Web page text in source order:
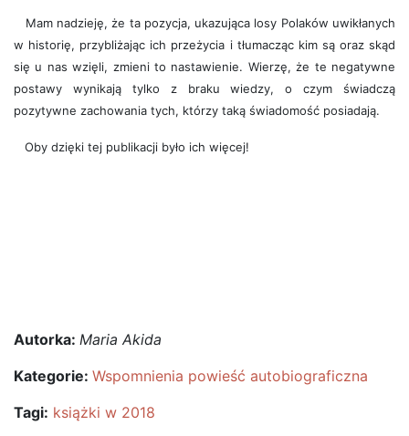
Mam nadzieję, że ta pozycja, ukazująca losy Polaków uwikłanych
w historię, przybliżając ich przeżycia i tłumacząc kim są oraz skąd
się u nas wzięli, zmieni to nastawienie. Wierzę, że te negatywne
postawy wynikają tylko z braku wiedzy, o czym świadczą
pozytywne zachowania tych, którzy taką świadomość posiadają.
Oby dzięki tej publikacji było ich więcej!
Autorka: Maria Akida
Kategorie: Wspomnienia powieść autobiograficzna
Tagi: książki w 2018